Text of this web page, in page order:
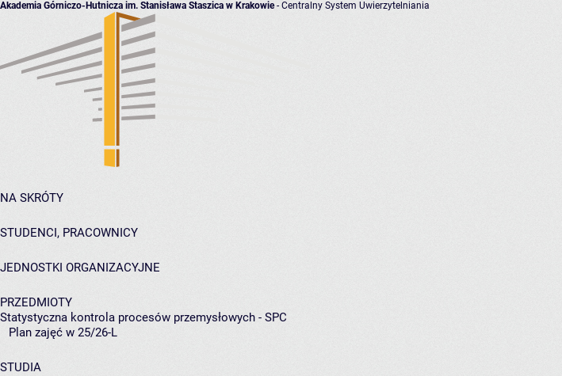
Akademia Górniczo-Hutnicza im. Stanisława Staszica w Krakowie- Centralny System Uwierzytelniania
NA SKRÓTY
STUDENCI, PRACOWNICY
JEDNOSTKI ORGANIZACYJNE
PRZEDMIOTY
Statystyczna kontrola procesów przemysłowych - SPC
Plan zajęć w 25/26-L
STUDIA